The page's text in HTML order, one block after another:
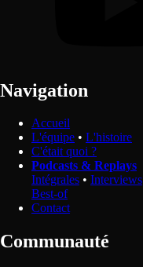
Navigation
Accueil
L'équipe • L'histoire
C'était quoi ?
Podcasts & Replays
Intégrales • Interviews
Best-of
Contact
Communauté